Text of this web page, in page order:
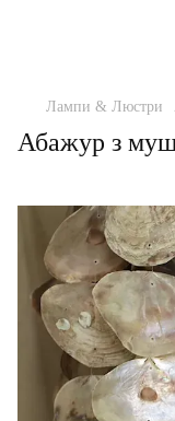
Лампи & Люстри
Абажур з